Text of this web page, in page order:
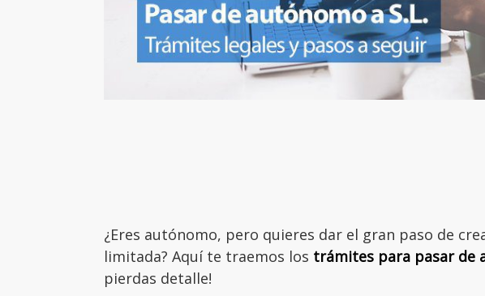
¿Eres autónomo, pero quieres dar el gran paso de
limitada? Aquí te traemos los trámites para pasar de
pierdas detalle!